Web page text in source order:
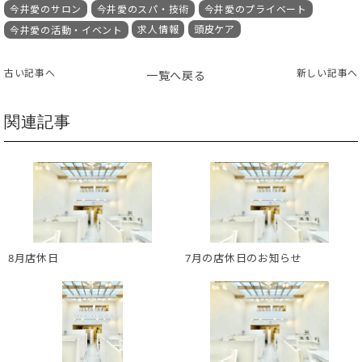
今井愛のサロン
今井愛のスパ・技術
今井愛のプライベート
今井愛の活動・イベント
求人情報 頭皮ケア
古い記事へ 一覧へ戻る 新しい記事へ
関連記事
8月店休日 7月の店休日のお知らせ